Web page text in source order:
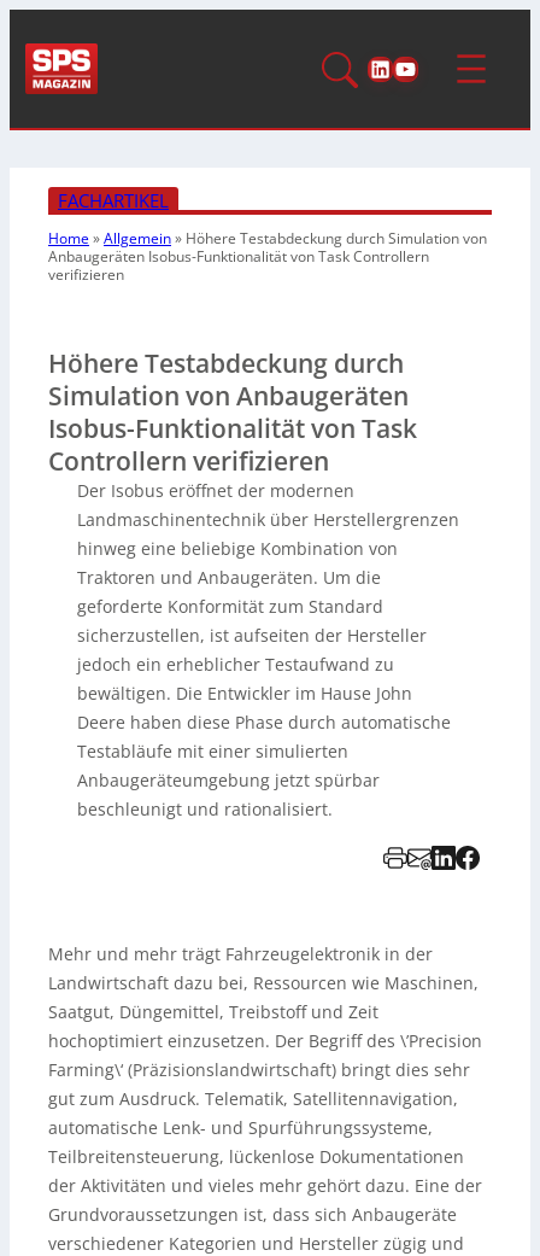
LinkedIn
YouTube
FACHARTIKEL
Home»Allgemein» Höhere Testabdeckung durch Simulation von
Anbaugeräten Isobus-Funktionalität von Task Controllern
verifizieren
Höhere Testabdeckung durch
Simulation von Anbaugeräten
Isobus-Funktionalität von Task
Controllern verifizieren
Der Isobus eröffnet der modernen
Landmaschinentechnik über Herstellergrenzen
hinweg eine beliebige Kombination von
Traktoren und Anbaugeräten. Um die
geforderte Konformität zum Standard
sicherzustellen, ist aufseiten der Hersteller
jedoch ein erheblicher Testaufwand zu
bewältigen. Die Entwickler im Hause John
Deere haben diese Phase durch automatische
Testabläufe mit einer simulierten
Anbaugeräteumgebung jetzt spürbar
beschleunigt und rationalisiert.
Mehr und mehr trägt Fahrzeugelektronik in der
Landwirtschaft dazu bei, Ressourcen wie Maschinen,
Saatgut, Düngemittel, Treibstoff und Zeit
hochoptimiert einzusetzen. Der Begriff des \’Precision
Farming\‘ (Präzisionslandwirtschaft) bringt dies sehr
gut zum Ausdruck. Telematik, Satellitennavigation,
automatische Lenk- und Spurführungssysteme,
Teilbreitensteuerung, lückenlose Dokumentationen
der Aktivitäten und vieles mehr gehört dazu. Eine der
Grundvoraussetzungen ist, dass sich Anbaugeräte
verschiedener Kategorien und Hersteller zügig und